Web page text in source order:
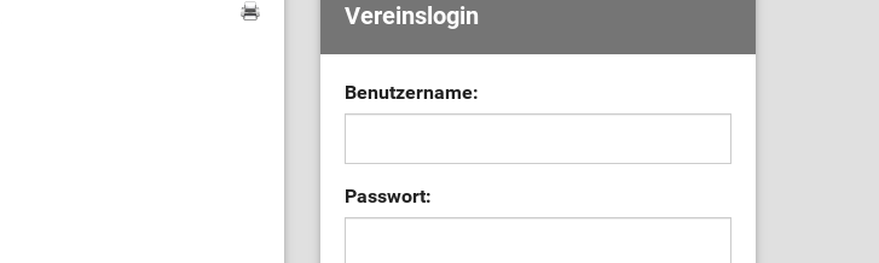
Vereinslogin
Benutzername:
Passwort: